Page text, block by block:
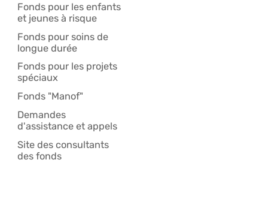
Fonds pour les enfants
et jeunes à risque
Fonds pour soins de
longue durée
Fonds pour les projets
spéciaux
Fonds "Manof"
Demandes
d'assistance et appels
Site des consultants
des fonds